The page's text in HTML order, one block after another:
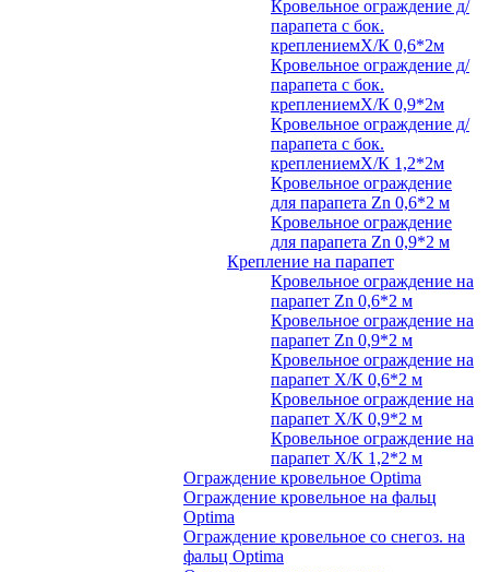
Кровельное ограждение д/
парапета с бок.
креплениемХ/К 0,6*2м
Кровельное ограждение д/
парапета с бок.
креплениемХ/К 0,9*2м
Кровельное ограждение д/
парапета с бок.
креплениемХ/К 1,2*2м
Кровельное ограждение
для парапета Zn 0,6*2 м
Кровельное ограждение
для парапета Zn 0,9*2 м
Крепление на парапет
Кровельное ограждение на
парапет Zn 0,6*2 м
Кровельное ограждение на
парапет Zn 0,9*2 м
Кровельное ограждение на
парапет Х/К 0,6*2 м
Кровельное ограждение на
парапет Х/К 0,9*2 м
Кровельное ограждение на
парапет Х/К 1,2*2 м
Ограждение кровельное Optima
Ограждение кровельное на фальц
Optima
Ограждение кровельное со снегоз. на
фальц Optima